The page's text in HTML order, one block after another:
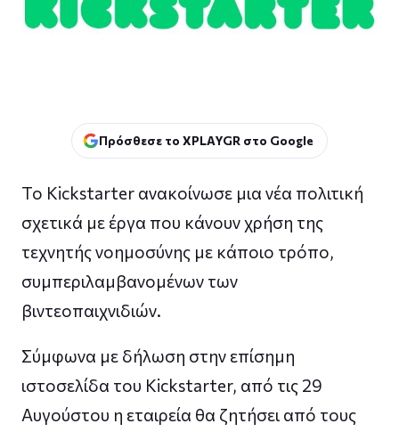
Πρόσθεσε το XPLAYGR στο Google
Το Kickstarter ανακοίνωσε μια νέα πολιτική
σχετικά με έργα που κάνουν χρήση της
τεχνητής νοημοσύνης με κάποιο τρόπο,
συμπεριλαμβανομένων των
βιντεοπαιχνιδιών.
Σύμφωνα με δήλωση στην επίσημη
ιστοσελίδα του Kickstarter, από τις 29
Αυγούστου η εταιρεία θα ζητήσει από τους